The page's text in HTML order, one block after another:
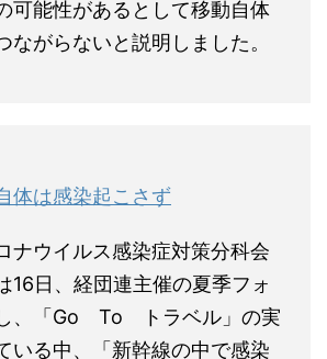
可能性があるとして移動自体
ながらないと説明しました。
体は感染起こさず
ナウイルス感染症対策分科会
16日、経団連主催の夏季フォ
、「Go To トラベル」の実
いる中、「新幹線の中で感染